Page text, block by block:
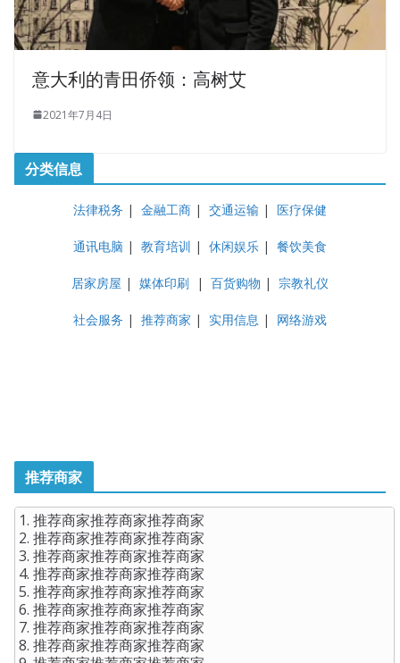
意大利的青田侨领：高树艾
2021年7月4日
分类信息
法律税务 | 金融工商 | 交通运输 | 医疗保健
通讯电脑 | 教育培训 | 休闲娱乐 | 餐饮美食
居家房屋 | 媒体印刷 | 百货购物 | 宗教礼仪
社会服务 | 推荐商家 | 实用信息 | 网络游戏
推荐商家